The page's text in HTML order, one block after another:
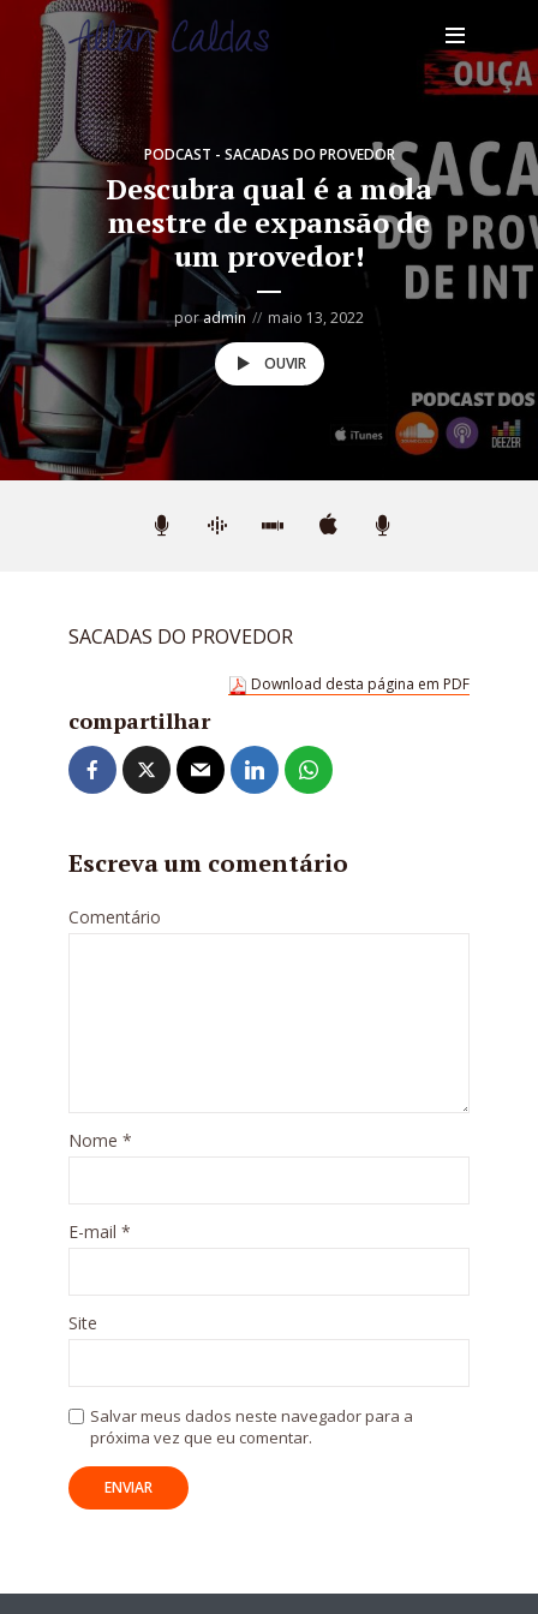
PODCAST - SACADAS DO PROVEDOR
Descubra qual é a mola
mestre de expansão de
um provedor!
poradmin maio 13, 2022
OUVIR
SACADAS DO PROVEDOR
Download desta página em PDF
compartilhar
Escreva um comentário
Comentário
Nome *
E-mail *
Site
Salvar meus dados neste navegador para a
próxima vez que eu comentar.